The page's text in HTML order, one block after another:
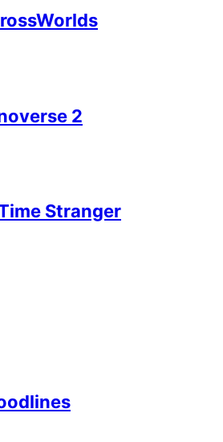
2
Stranger